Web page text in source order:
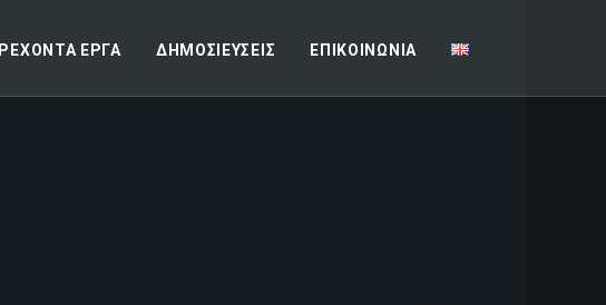
ΕΡΓΑ ΔΗΜΟΣΙΕΥΣΕΙΣ ΕΠΙΚΟΙΝΩΝΙΑ